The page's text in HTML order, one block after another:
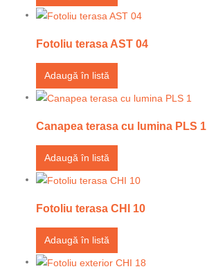
Fotoliu terasa AST 04
Adaugă în listă
Canapea terasa cu lumina PLS 1
Adaugă în listă
Fotoliu terasa CHI 10
Adaugă în listă